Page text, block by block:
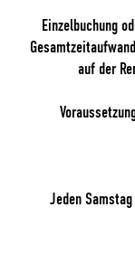
Einzelbuchung
auf der
Jeden